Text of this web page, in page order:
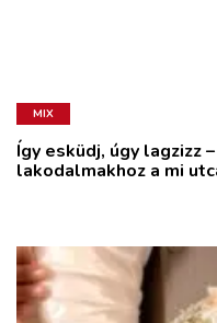
MIX
Így esküdj, úgy lagzizz
lakodalmakhoz a mi